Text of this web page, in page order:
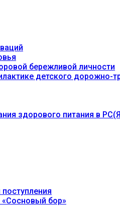
бережливой личности
детского дорожно-
здорового питания в
«Сосновый бор»